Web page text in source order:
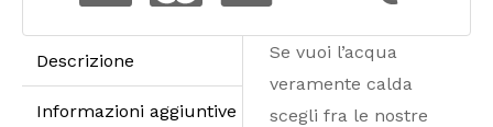
Descrizione
Informazioni aggiuntive
Se vuoi l’acqua
veramente calda
scegli fra le nostre